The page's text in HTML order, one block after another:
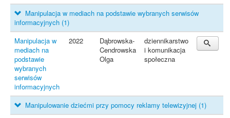
Manipulacja w mediach na podstawie wybranych serwisów
informacyjnych (1)
Manipulacja w
mediach na
podstawie
wybranych
serwisów
informacyjnych
2022
Dąbrowska-
Cendrowska
Olga
dziennikarstwo
i komunikacja
społeczna
Manipulowanie dziećmi przy pomocy reklamy telewizyjnej (1)